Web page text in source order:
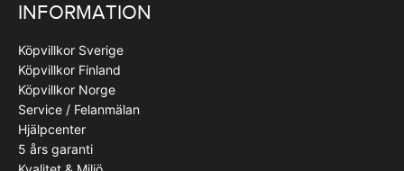
INFORMATION
Köpvillkor Sverige
Köpvillkor Finland
Köpvillkor Norge
Service / Felanmälan
Hjälpcenter
5 års garanti